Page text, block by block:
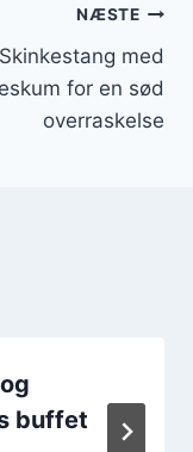
NÆSTE
Skinkestang med
for en sød
overraskelse
buffet